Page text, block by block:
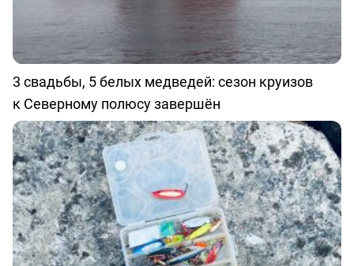
3 свадьбы, 5 белых медведей: сезон круизов
к Северному полюсу завершён